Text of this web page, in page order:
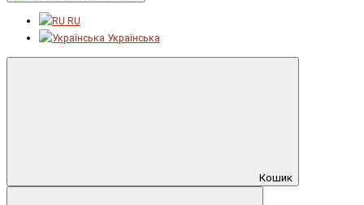
RU
Українська
Кошик